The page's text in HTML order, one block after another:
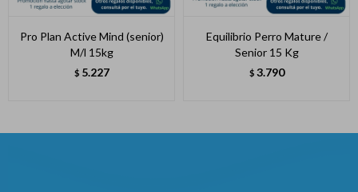
Pro Plan Active Mind (senior)
M/l 15kg
$ 5.227
Equilibrio Perro Mature /
Senior 15 Kg
$ 3.790